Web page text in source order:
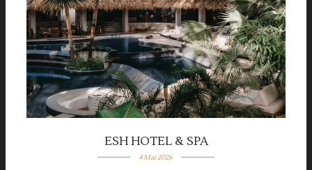
ESH HOTEL & SPA
4 Mai 2026